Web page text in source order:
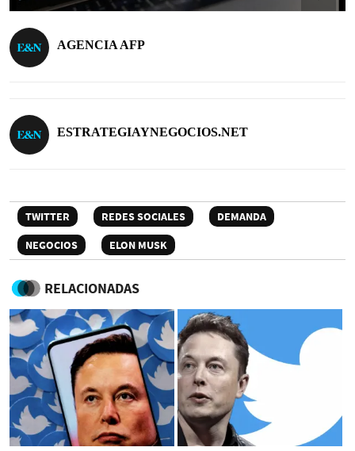
AGENCIA AFP
ESTRATEGIAYNEGOCIOS.NET
TWITTER REDES SOCIALES
DEMANDA
NEGOCIOS
ELON MUSK
RELACIONADAS